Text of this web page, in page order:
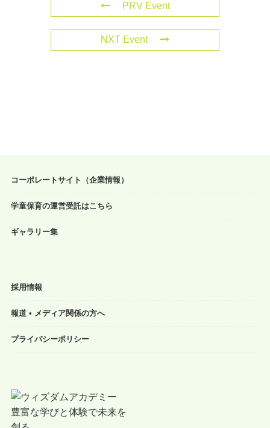
PRV Event
NXT Event
コーポレートサイト（企業情報）
学童保育の運営受託はこちら
ギャラリー集
採用情報
報道 • メディア関係の方へ
プライバシーポリシー